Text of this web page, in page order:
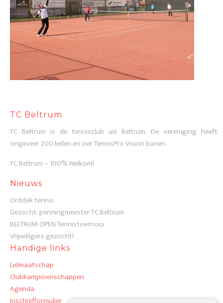
TC Beltrum
TC Beltrum is de tennisclub uit Beltrum. De vereniging heeft
ongeveer 200 leden en vier TennisPro Vision banen.
TC Beltrum – 100% Welkom!
Nieuws
Ontdek tennis
Gezocht: penningmeester TC Beltrum
BELTRUM OPEN Tennistoernooi
Vrijwilligers gezocht!
Handige links
Lidmaatschap
Clubkampioenschappen
Agenda
Inschrijfformulier